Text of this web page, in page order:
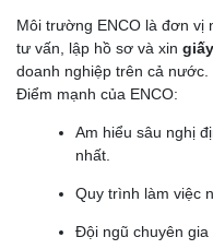
Môi trường ENCO là đơn vị
tư vấn, lập hồ sơ và xin
doanh nghiệp trên cả nước.
Điểm mạnh của ENCO:
Am hiểu sâu nghị
nhất.
Quy trình làm việc
Đội ngũ chuyên